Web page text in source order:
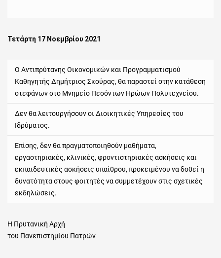
Τετάρτη 17 Νοεμβρίου 2021
Ο Αντιπρύτανης Οικονομικών και Προγραμματισμού
Καθηγητής Δημήτριος Σκούρας, θα παραστεί στην κατάθεση
στεφάνων στο Μνημείο Πεσόντων Ηρώων Πολυτεχνείου.
Δεν θα λειτουργήσουν οι Διοικητικές Υπηρεσίες του
Ιδρύματος.
Επίσης, δεν θα πραγματοποιηθούν μαθήματα,
εργαστηριακές, κλινικές, φροντιστηριακές ασκήσεις και
εκπαιδευτικές ασκήσεις υπαίθρου, προκειμένου να δοθεί η
δυνατότητα στους φοιτητές να συμμετέχουν στις σχετικές
εκδηλώσεις.
Η Πρυτανική Αρχή
του Πανεπιστημίου Πατρών